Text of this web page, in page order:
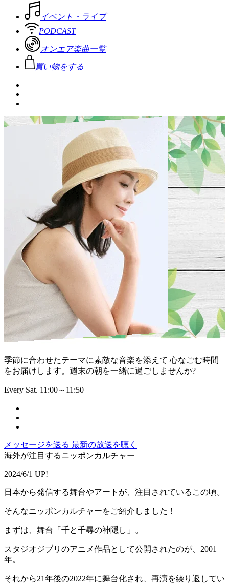
イベント・ライブ
PODCAST
オンエア楽曲一覧
買い物をする
季節に合わせたテーマに素敵な音楽を添えて 心なごむ時間
をお届けします。週末の朝を一緒に過ごしませんか?
Every Sat. 11:00～11:50
メッセージを送る 最新の放送を聴く
海外が注目するニッポンカルチャー
2024/6/1 UP!
日本から発信する舞台やアートが、注目されているこの頃。
そんなニッポンカルチャーをご紹介しました！
まずは、舞台「千と千尋の神隠し」。
スタジオジブリのアニメ作品として公開されたのが、2001
年。
それから21年後の2022年に舞台化され、再演を繰り返してい